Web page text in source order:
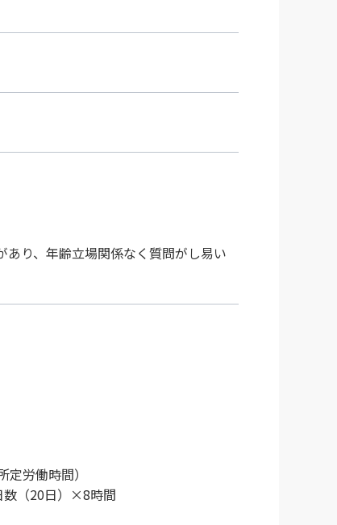
あり、年齢立場関係なく質問がし易い
労働時間）
数（20日）×8時間